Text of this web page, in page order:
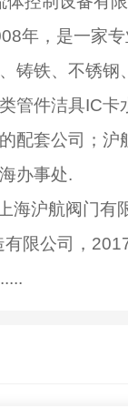
年，是一家专
铸铁、不锈钢、
管件洁具IC卡
配套公司；沪
办事处.
海沪航阀门有
限公司，